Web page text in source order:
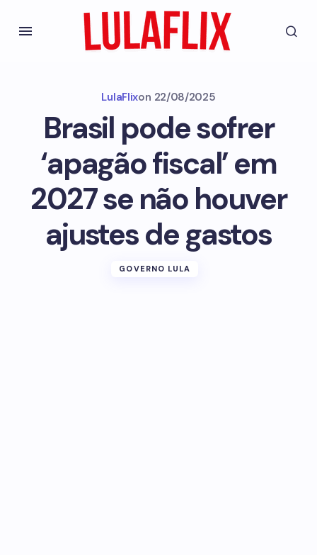
LulaFlixon 22/08/2025
Brasil pode sofrer
‘apagão fiscal’ em
2027 se não houver
ajustes de gastos
GOVERNO LULA